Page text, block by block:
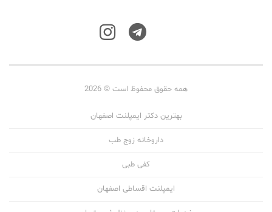
همه حقوق محفوظ است © 2026
بهترین دکتر ایمپلنت اصفهان
داروخانه زوج طب
کفی طبی
ایمپلنت اقساطی اصفهان